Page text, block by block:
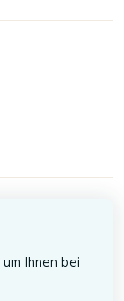
Ihnen bei